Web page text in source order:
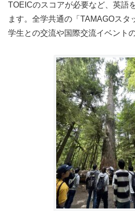
TOEICのスコアが必要など、英語
ます。全学共通の「TAMAGOスタ
学生との交流や国際交流イベント